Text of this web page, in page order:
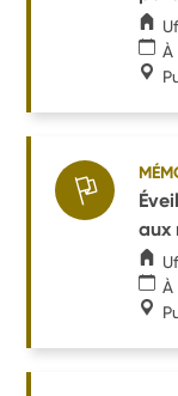
À
aux
À